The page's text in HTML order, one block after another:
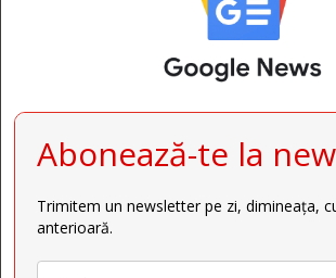
Abonează-te la
Trimitem un newsletter pe zi, dimineața,
anterioară.